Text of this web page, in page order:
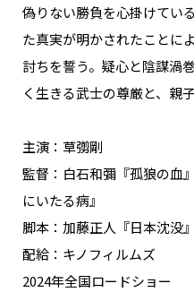
偽りない勝負を心掛けてい
た真実が明かされたことに
討ちを誓う。疑心と陰謀渦
く生きる武士の尊厳と、親
主演：草彅剛
監督：白石和彌『孤狼の血
にいたる病』
脚本：加藤正人『日本沈没
配給：キノフィルムズ
2024年全国ロードショー